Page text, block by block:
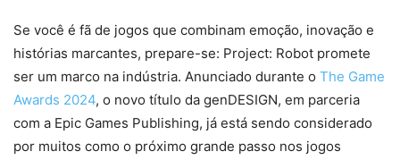
Se você é fã de jogos que combinam emoção, inovação e
histórias marcantes, prepare-se: Project: Robot promete
ser um marco na indústria. Anunciado durante o The Game
Awards 2024, o novo título da genDESIGN, em parceria
com a Epic Games Publishing, já está sendo considerado
por muitos como o próximo grande passo nos jogos